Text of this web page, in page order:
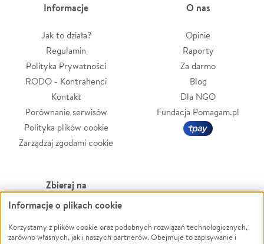
Informacje
Jak to działa?
Regulamin
Polityka Prywatności
RODO - Kontrahenci
Kontakt
Porównanie serwisów
Polityka plików cookie
Zarządzaj zgodami cookie
O nas
Opinie
Raporty
Za darmo
Blog
Dla NGO
Fundacja Pomagam.pl
Zbieraj na
Leczenie
Zwierzęta
Powódź
Informacje o plikach cookie
Korzystamy z plików cookie oraz podobnych rozwiązań technologicznych,
zarówno własnych, jak i naszych partnerów. Obejmuje to zapisywanie i